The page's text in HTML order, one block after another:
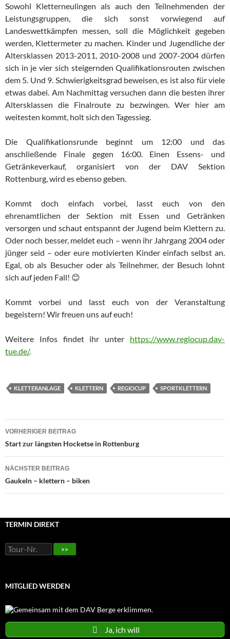
Sowohl Kletterneulingen als auch den Teilnehmenden der
Leistungsgruppen, die sich sonst vorwiegend auf
Landeswettkämpfen messen, soll die Möglichkeit gegeben
werden, Klettermeter zu machen. Kinder und Jugendliche der
Altersklassen 2013-2011, 2010-2008 und 2007-2004 dürfen
sich in je vier sich steigernden Qualifikationsrouten zwischen
dem 5. Und 9. Schwierigkeitsgrad beweisen, es ist also für viele
etwas dabei. Am Nachmittag versuchen dann die besten ihrer
Altersklassen die Finalroute zu bezwingen. Wer hier am
weitesten kommt, holt sich den Tagessieg.
Die Qualifikationsrunde beginnt um 12:00 und das
anschließende Finale gegen 16:00. Einen Essens- und
Getränkeverkauf, organisiert von der DAV Sektion
Rottenburg, wird es ebenso geben.
Kommt doch einfach vorbei, lasst euch von den
ehrenamtlichen der Sektion mit Essen und Getränken
versorgen und schaut entspannt der Jugend beim Klettern zu.
Oder noch besser, meldet euch – wenn ihr Jahrgang 2004 oder
jünger seid – oder eure motivierten Kinder einfach selbst an.
Egal, ob als Besucher oder als Teilnehmer, der Besuch lohnt
sich auf jeden Fall! 😊
Kommt vorbei und lasst euch von der Veranstaltung
begeistern! Wir freuen uns auf euch!
Weitere Infos findet ihr unter https://www.regiocup.dav-
tue.de/.
KLETTERANLAGE KLETTERN REGIOCUP SPORTKLETTERN
Beitragsnavigation
VORHERIGER BEITRAG
Start zur längsten Hocketse in Rottenburg
NÄCHSTER BEITRAG
Gaukeln – klettern – biken
TERMIN DIREKT
>>
MITGLIED WERDEN
Ja, ich will